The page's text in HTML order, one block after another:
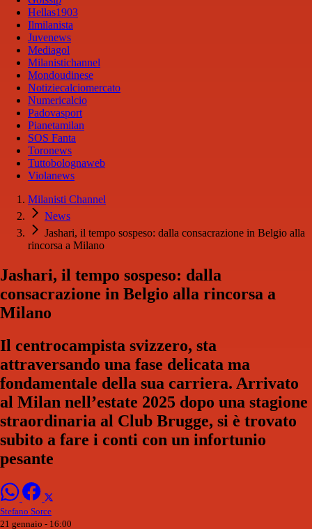
Hellas1903
Ilmilanista
Juvenews
Mediagol
Milanistichannel
Mondoudinese
Notiziecalciomercato
Numericalcio
Padovasport
Pianetamilan
SOS Fanta
Toronews
Tuttobolognaweb
Violanews
Milanisti Channel
News
Jashari, il tempo sospeso: dalla consacrazione in Belgio alla
rincorsa a Milano
Jashari, il tempo sospeso: dalla
consacrazione in Belgio alla rincorsa a
Milano
Il centrocampista svizzero, sta
attraversando una fase delicata ma
fondamentale della sua carriera. Arrivato
al Milan nell’estate 2025 dopo una stagione
straordinaria al Club Brugge, si è trovato
subito a fare i conti con un infortunio
pesante
Stefano Sorce
21 gennaio - 16:00